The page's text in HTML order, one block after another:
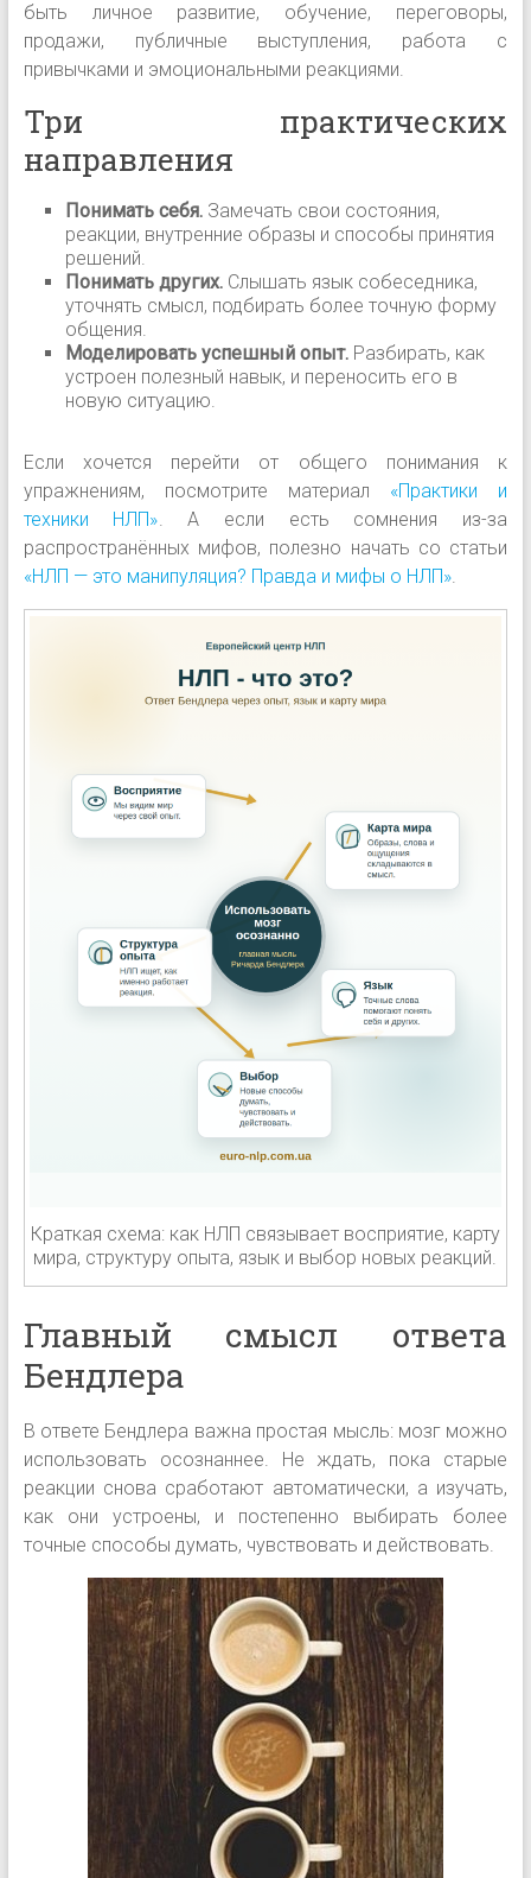
быть личное развитие, обучение, переговоры,
продажи, публичные выступления, работа с
привычками и эмоциональными реакциями.
Три практических
направления
Понимать себя.Замечать свои состояния,
реакции, внутренние образы и способы принятия
решений.
Понимать других.Слышать язык собеседника,
уточнять смысл, подбирать более точную форму
общения.
Моделировать успешный опыт.Разбирать, как
устроен полезный навык, и переносить его в
новую ситуацию.
Если хочется перейти от общего понимания к
упражнениям, посмотрите материал «Практики и
техники НЛП». А если есть сомнения из-за
распространённых мифов, полезно начать со статьи
«НЛП — это манипуляция? Правда и мифы о НЛП».
Краткая схема: как НЛП связывает восприятие, карту
мира, структуру опыта, язык и выбор новых реакций.
Главный смысл ответа
Бендлера
В ответе Бендлера важна простая мысль: мозг можно
использовать осознаннее. Не ждать, пока старые
реакции снова сработают автоматически, а изучать,
как они устроены, и постепенно выбирать более
точные способы думать, чувствовать и действовать.